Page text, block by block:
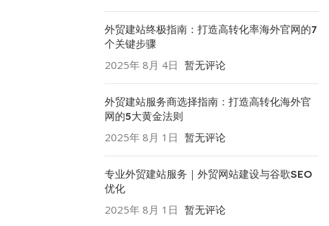
外贸建站终极指南：打造高转化率海外官网的7
个关键步骤
2025年 8月 4日 暂无评论
外贸建站服务商选择指南：打造高转化海外官
网的5大黄金法则
2025年 8月 1日 暂无评论
专业外贸建站服务｜外贸网站建设与谷歌SEO
优化
2025年 8月 1日 暂无评论